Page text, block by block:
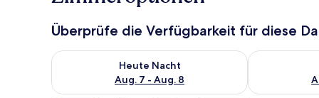
Überprüfe die Verfügbarkeit für diese
Heute Nacht
Aug. 7 - Aug. 8
Überprüfe die Verfügbarkeit für heute Nacht, Aug. 7
Überprüfe